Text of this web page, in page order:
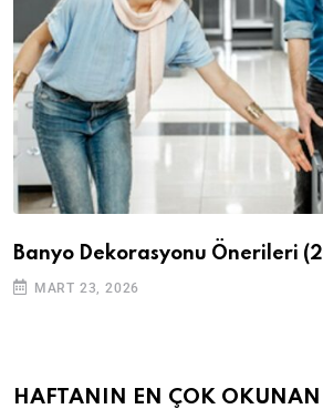
Banyo Dekorasyonu Önerileri
MART 23, 2026
HAFTANIN EN ÇOK OKUNAN